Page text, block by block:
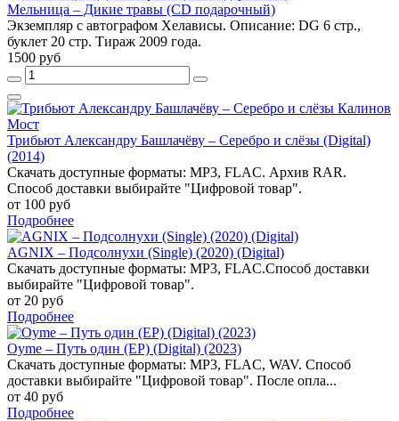
Мельница – Дикие травы (CD подарочный)
Экземпляр с автографом Хелависы. Описание: DG 6 стр.,
буклет 20 стр. Тираж 2009 года.
1500 руб
Трибьют Александру Башлачёву – Серебро и слёзы (Digital)
(2014)
Скачать доступные форматы: MP3, FLAC. Архив RAR.
Способ доставки выбирайте "Цифровой товар".
от 100 руб
Подробнее
AGNIX – Подсолнухи (Single) (2020) (Digital)
Скачать доступные форматы: MP3, FLAC.Способ доставки
выбирайте "Цифровой товар".
от 20 руб
Подробнее
Oyme – Путь один (EP) (Digital) (2023)
Скачать доступные форматы: MP3, FLAC, WAV. Способ
доставки выбирайте "Цифровой товар". После опла...
от 40 руб
Подробнее